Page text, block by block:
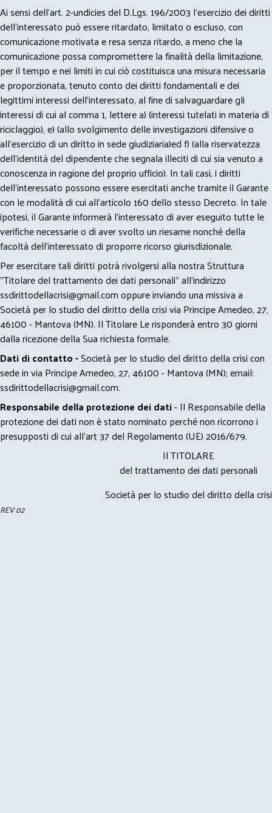
Ai sensi dell’art. 2-undicies del D.Lgs. 196/2003 l’esercizio dei diritti
dell’interessato può essere ritardato, limitato o escluso, con
comunicazione motivata e resa senza ritardo, a meno che la
comunicazione possa compromettere la finalità della limitazione,
per il tempo e nei limiti in cui ciò costituisca una misura necessaria
e proporzionata, tenuto conto dei diritti fondamentali e dei
legittimi interessi dell’interessato, al fine di salvaguardare gli
interessi di cui al comma 1, lettere a) (interessi tutelati in materia di
riciclaggio), e) (allo svolgimento delle investigazioni difensive o
all’esercizio di un diritto in sede giudiziaria)ed f) (alla riservatezza
dell’identità del dipendente che segnala illeciti di cui sia venuto a
conoscenza in ragione del proprio ufficio). In tali casi, i diritti
dell’interessato possono essere esercitati anche tramite il Garante
con le modalità di cui all’articolo 160 dello stesso Decreto. In tale
ipotesi, il Garante informerà l’interessato di aver eseguito tutte le
verifiche necessarie o di aver svolto un riesame nonché della
facoltà dell’interessato di proporre ricorso giurisdizionale.
Per esercitare tali diritti potrà rivolgersi alla nostra Struttura
"Titolare del trattamento dei dati personali" all'indirizzo
ssdirittodellacrisi@gmail.comoppure inviando una missiva a
Società per lo studio del diritto della crisi via Principe Amedeo, 27,
46100 - Mantova (MN). Il Titolare Le risponderà entro 30 giorni
dalla ricezione della Sua richiesta formale.
Dati di contatto -Società per lo studio del diritto della crisi con
sede in via Principe Amedeo, 27, 46100 - Mantova (MN); email:
ssdirittodellacrisi@gmail.com.
Responsabile della protezione dei dati- Il Responsabile della
protezione dei dati non è stato nominato perché non ricorrono i
presupposti di cui all’art 37 del Regolamento (UE) 2016/679.
Il TITOLARE
del trattamento dei dati personali
Società per lo studio del diritto della crisi
REV 02